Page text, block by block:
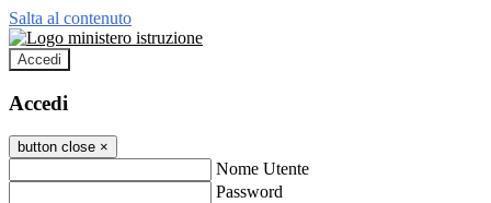
Salta al contenuto
Accedi
Accedi
button close ×
Nome Utente
Password